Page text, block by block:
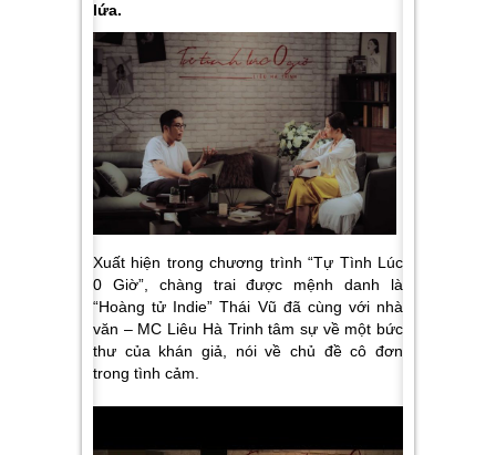
lứa.
Xuất hiện trong chương trình “Tự Tình Lúc
0 Giờ”, chàng trai được mệnh danh là
“Hoàng tử Indie” Thái Vũ đã cùng với nhà
văn – MC Liêu Hà Trinh tâm sự về một bức
thư của khán giả, nói về chủ đề cô đơn
trong tình cảm.